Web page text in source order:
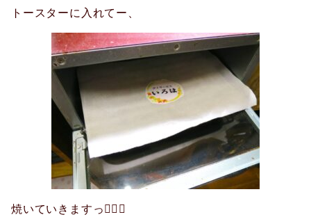
トースターに入れてー、
焼いていきますっ🐦‍🔥🔥